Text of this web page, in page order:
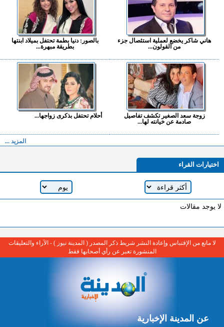
هاني شاكر يخضع لعملية استئصال جزء
من القولون...
بالصور: دنيا بطمة تحتفل بميلاد ابنتها
بطريقة مبهرة...
زوجة سعد الصغير تكشف تفاصيل
صادمة عن خيانته لها...
أحلام تحتفل بذكرى زواجها...
المزيد ...
اختيارات القراء
لا يوجد مقالات
لا مانع من الإقتباس وإعادة النشر شريط ذكر المصدر ( المدينة نيوز ) - الآراء والتعليقات
المنشورة تعبر عن رأي أصحابها فقط
عن المدينة الإخبارية